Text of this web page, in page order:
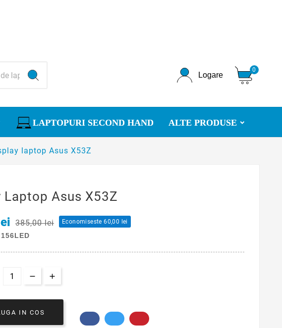
Logare
0
LAPTOPURI SECOND HAND ALTE PRODUSE
laptop Asus X53Z
Laptop Asus X53Z
385,00 lei Economiseste 60,00 lei
156LED
IN COS